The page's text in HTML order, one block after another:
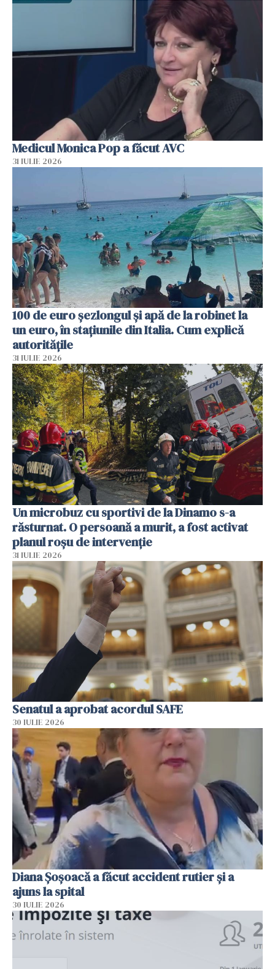
Medicul Monica Pop a făcut AVC
31 IULIE 2026
100 de euro șezlongul și apă de la robinet la
un euro, în stațiunile din Italia. Cum explică
autoritățile
31 IULIE 2026
Un microbuz cu sportivi de la Dinamo s-a
răsturnat. O persoană a murit, a fost activat
planul roșu de intervenție
31 IULIE 2026
Senatul a aprobat acordul SAFE
30 IULIE 2026
Diana Șoșoacă a făcut accident rutier și a
ajuns la spital
30 IULIE 2026